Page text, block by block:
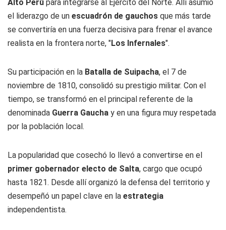
Alto Perú para integrarse al Ejército del Norte. Allí asumió
el liderazgo de un escuadrón de gauchos que más tarde
se convertiría en una fuerza decisiva para frenar el avance
realista en la frontera norte, "Los Infernales".
Su participación en la Batalla de Suipacha, el 7 de
noviembre de 1810, consolidó su prestigio militar. Con el
tiempo, se transformó en el principal referente de la
denominada Guerra Gaucha y en una figura muy respetada
por la población local.
La popularidad que cosechó lo llevó a convertirse en el
primer gobernador electo de Salta, cargo que ocupó
hasta 1821. Desde allí organizó la defensa del territorio y
desempeñó un papel clave en la estrategia
independentista.